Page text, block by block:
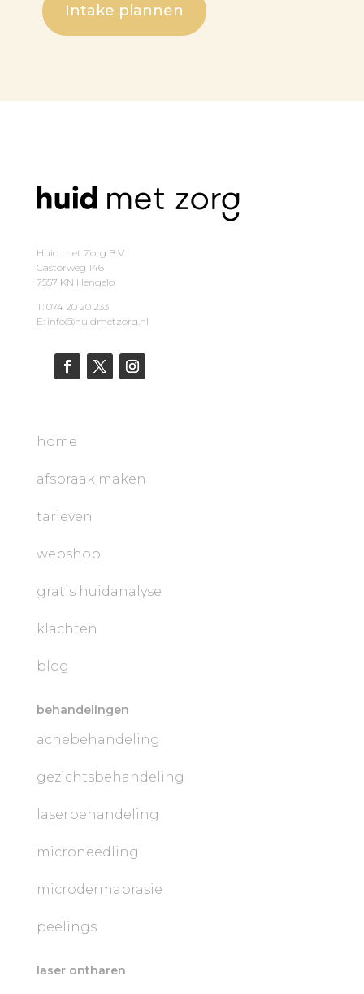
Intake plannen
Huid met Zorg B.V.
Castorweg 146
7557 KN Hengelo
T: 074 20 20 233
E: info@huidmetzorg.nl
home
afspraak maken
tarieven
webshop
gratis huidanalyse
klachten
blog
behandelingen
acnebehandeling
gezichtsbehandeling
laserbehandeling
microneedling
microdermabrasie
peelings
laser ontharen